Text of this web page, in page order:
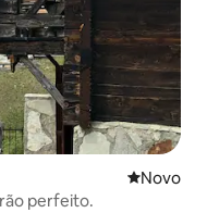
Novo
Novo
perfeito.